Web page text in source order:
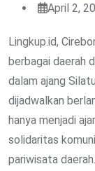
April 2,
Lingkup.id,
berbagai daerah
dalam ajang
dijadwalkan
hanya menjadi
solidaritas
pariwisata